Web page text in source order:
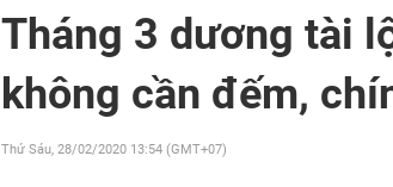
Tháng 3 dương tài
không cần đếm,
Thứ Sáu, 28/02/2020 13:54 (GMT+07)